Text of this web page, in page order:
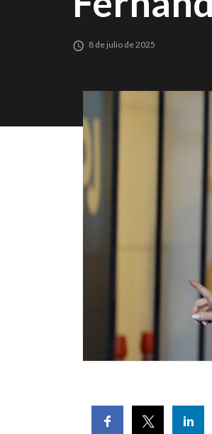
8 de julio de 2025